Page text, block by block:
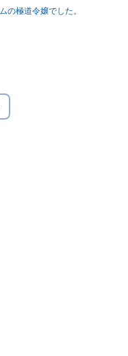
殺されるのだ。暗殺を
となるラニエーリ家の
から転落してしまう。
ナルドだった！ "親友"と
が賓客として紛れ込む
末【シナリオ】に対峙し
》ゲーム第2巻！©2023